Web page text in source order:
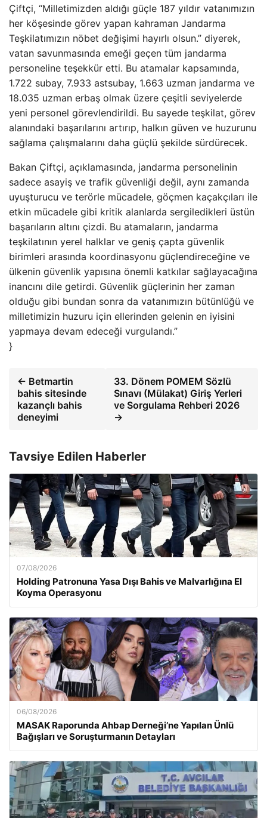
Çiftçi, “Milletimizden aldığı güçle 187 yıldır vatanımızın
her köşesinde görev yapan kahraman Jandarma
Teşkilatımızın nöbet değişimi hayırlı olsun.” diyerek,
vatan savunmasında emeği geçen tüm jandarma
personeline teşekkür etti. Bu atamalar kapsamında,
1.722 subay, 7.933 astsubay, 1.663 uzman jandarma ve
18.035 uzman erbaş olmak üzere çeşitli seviyelerde
yeni personel görevlendirildi. Bu sayede teşkilat, görev
alanındaki başarılarını artırıp, halkın güven ve huzurunu
sağlama çalışmalarını daha güçlü şekilde sürdürecek.
Bakan Çiftçi, açıklamasında, jandarma personelinin
sadece asayiş ve trafik güvenliği değil, aynı zamanda
uyuşturucu ve terörle mücadele, göçmen kaçakçıları ile
etkin mücadele gibi kritik alanlarda sergiledikleri üstün
başarıların altını çizdi. Bu atamaların, jandarma
teşkilatının yerel halklar ve geniş çapta güvenlik
birimleri arasında koordinasyonu güçlendireceğine ve
ülkenin güvenlik yapısına önemli katkılar sağlayacağına
inancını dile getirdi. Güvenlik güçlerinin her zaman
olduğu gibi bundan sonra da vatanımızın bütünlüğü ve
milletimizin huzuru için ellerinden gelenin en iyisini
yapmaya devam edeceği vurgulandı.”
}
← Betmartin
bahis sitesinde
kazançlı bahis
deneyimi
33. Dönem POMEM Sözlü
Sınavı (Mülakat) Giriş Yerleri
ve Sorgulama Rehberi 2026
→
Tavsiye Edilen Haberler
07/08/2026
Holding Patronuna Yasa Dışı Bahis ve Malvarlığına El
Koyma Operasyonu
06/08/2026
MASAK Raporunda Ahbap Derneği’ne Yapılan Ünlü
Bağışları ve Soruşturmanın Detayları